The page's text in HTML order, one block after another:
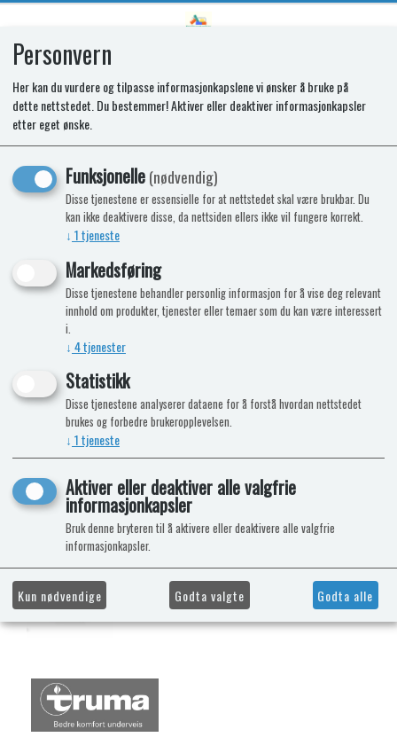
VarioHeat Comfort CP+ iNet Ready
Personvern
Her kan du vurdere og tilpasse informasjonkapslene vi ønsker å bruke på
dette nettstedet. Du bestemmer! Aktiver eller deaktiver informasjonkapsler
etter eget ønske.
Funksjonelle(nødvendig)
Disse tjenestene er essensielle for at nettstedet skal være brukbar. Du
kan ikke deaktivere disse, da nettsiden ellers ikke vil fungere korrekt.
↓ 1tjeneste
Markedsføring
Disse tjenestene behandler personlig informasjon for å vise deg relevant
innhold om produkter, tjenester eller temaer som du kan være interessert
i.
↓ 4tjenester
Statistikk
Disse tjenestene analyserer dataene for å forstå hvordan nettstedet
brukes og forbedre brukeropplevelsen.
↓ 1tjeneste
Aktiver eller deaktiver alle valgfrie
informasjonkapsler
Bruk denne bryteren til å aktivere eller deaktivere alle valgfrie
informasjonkapsler.
Kun nødvendige Godta valgte Godta alle